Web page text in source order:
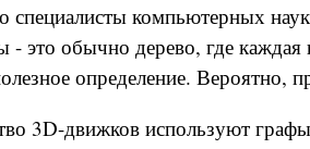
специалисты компьютерных
- это обычно дерево, где
определение. Вероятно,
3D-движков используют